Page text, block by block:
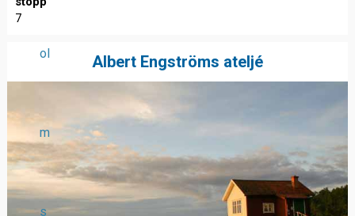
ol
m
s
7
Albert Engströms ateljé